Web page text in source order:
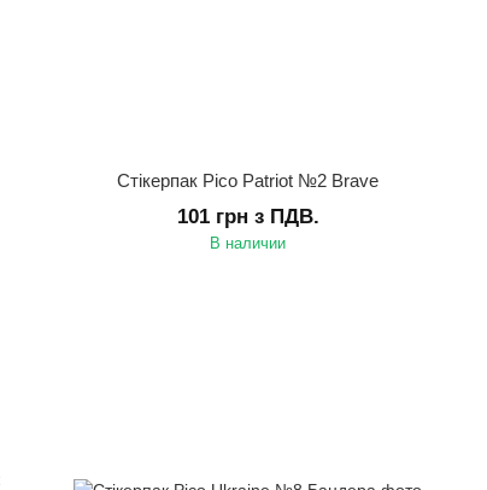
Стікерпак Pico Patriot №2 Brave
101 грн з ПДВ.
В наличии